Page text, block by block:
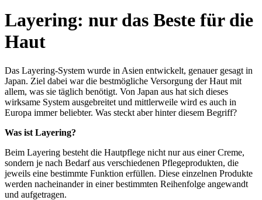
Layering: nur das Beste für die
Haut
Das Layering-System wurde in Asien entwickelt, genauer gesagt in
Japan. Ziel dabei war die bestmögliche Versorgung der Haut mit
allem, was sie täglich benötigt. Von Japan aus hat sich dieses
wirksame System ausgebreitet und mittlerweile wird es auch in
Europa immer beliebter. Was steckt aber hinter diesem Begriff?
Was ist Layering?
Beim Layering besteht die Hautpflege nicht nur aus einer Creme,
sondern je nach Bedarf aus verschiedenen Pflegeprodukten, die
jeweils eine bestimmte Funktion erfüllen. Diese einzelnen Produkte
werden nacheinander in einer bestimmten Reihenfolge angewandt
und aufgetragen.